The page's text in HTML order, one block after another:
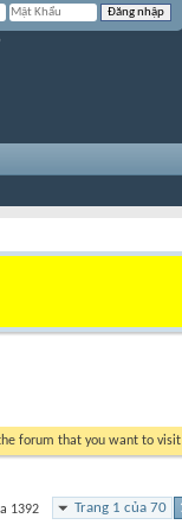
forum that you want to
Trang 1 của 70
1392